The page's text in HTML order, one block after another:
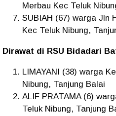
Merbau Kec Teluk
SUBIAH (67) warga Jln
Kec Teluk Nibung,
Dirawat di RSU Bidadari
LIMAYANI (38) warga
Nibung, Tanjung Balai
ALIF PRATAMA (6)
Teluk Nibung, Tanjung